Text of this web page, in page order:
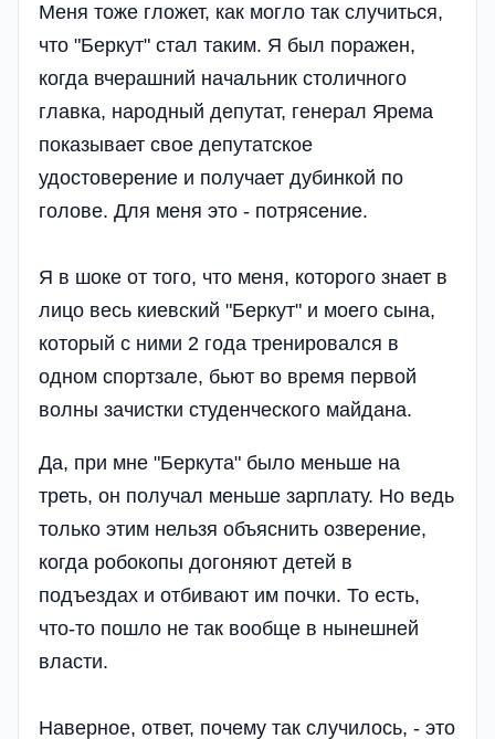
Меня тоже гложет, как могло так случиться,
что "Беркут" стал таким. Я был поражен,
когда вчерашний начальник столичного
главка, народный депутат, генерал Ярема
показывает свое депутатское
удостоверение и получает дубинкой по
голове. Для меня это - потрясение.
Я в шоке от того, что меня, которого знает в
лицо весь киевский "Беркут" и моего сына,
который с ними 2 года тренировался в
одном спортзале, бьют во время первой
волны зачистки студенческого майдана.
Да, при мне "Беркута" было меньше на
треть, он получал меньше зарплату. Но ведь
только этим нельзя объяснить озверение,
когда робокопы догоняют детей в
подъездах и отбивают им почки. То есть,
что-то пошло не так вообще в нынешней
власти.
Наверное, ответ, почему так случилось, - это